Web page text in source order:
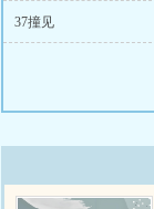
37撞见